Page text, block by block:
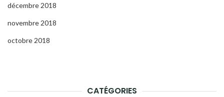
décembre 2018
novembre 2018
octobre 2018
CATÉGORIES